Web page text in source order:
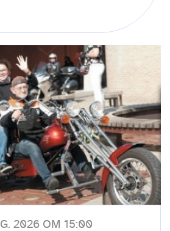
2026 OM 15:00